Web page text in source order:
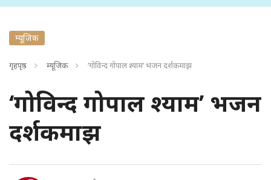
म्यूजिक
गृहपृष्ठ म्यूजिक ‘गोविन्द गोपाल श्याम’ भजन दर्शकमाझ
‘गोविन्द गोपाल श्याम’ भजन
दर्शकमाझ